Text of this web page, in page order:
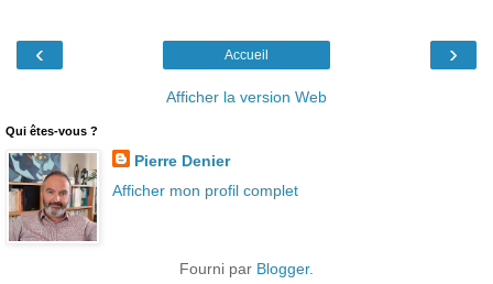
‹ ›
Accueil
Afficher la version Web
Qui êtes-vous ?
Pierre Denier
Afficher mon profil complet
Fourni par Blogger.